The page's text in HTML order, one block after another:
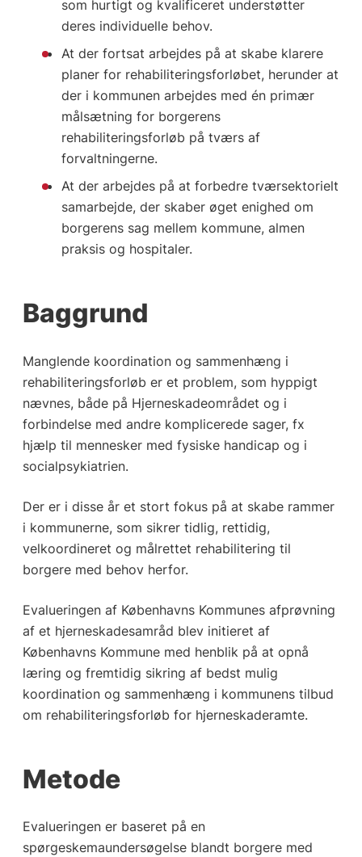
som hurtigt og kvalificeret understøtter
deres individuelle behov.
At der fortsat arbejdes på at skabe klarere
planer for rehabiliteringsforløbet, herunder at
der i kommunen arbejdes med én primær
målsætning for borgerens
rehabiliteringsforløb på tværs af
forvaltningerne.
At der arbejdes på at forbedre tværsektorielt
samarbejde, der skaber øget enighed om
borgerens sag mellem kommune, almen
praksis og hospitaler.
Baggrund
Manglende koordination og sammenhæng i
rehabiliteringsforløb er et problem, som hyppigt
nævnes, både på Hjerneskadeområdet og i
forbindelse med andre komplicerede sager, fx
hjælp til mennesker med fysiske handicap og i
socialpsykiatrien.
Der er i disse år et stort fokus på at skabe rammer
i kommunerne, som sikrer tidlig, rettidig,
velkoordineret og målrettet rehabilitering til
borgere med behov herfor.
Evalueringen af Københavns Kommunes afprøvning
af et hjerneskadesamråd blev initieret af
Københavns Kommune med henblik på at opnå
læring og fremtidig sikring af bedst mulig
koordination og sammenhæng i kommunens tilbud
om rehabiliteringsforløb for hjerneskaderamte.
Metode
Evalueringen er baseret på en
spørgeskemaundersøgelse blandt borgere med